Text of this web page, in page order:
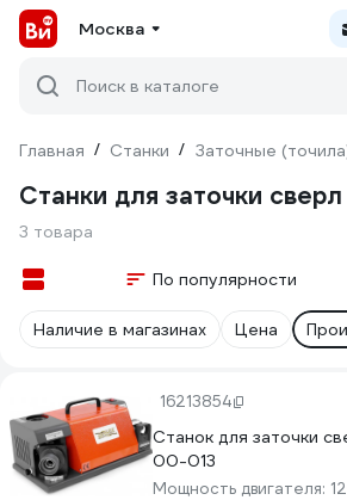
Москва
Поиск в каталоге
Главная / Станки / Заточные
Станки для заточки сверл
3 товара
По популярности
Наличие в магазинах Цена
16213854
Станок для заточки
00-013
Мощность двигателя: